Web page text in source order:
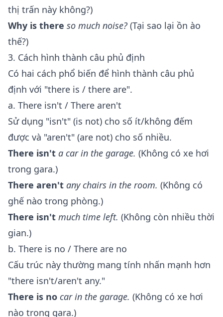
thị trấn này không?)
Why is there so much noise? (Tại sao lại ồn ào
thế?)
3. Cách hình thành câu phủ định
Có hai cách phổ biến để hình thành câu phủ
định với "there is / there are".
a. There isn't / There aren't
Sử dụng "isn't" (is not) cho số ít/không đếm
được và "aren't" (are not) cho số nhiều.
There isn't a car in the garage. (Không có xe hơi
trong gara.)
There aren't any chairs in the room. (Không có
ghế nào trong phòng.)
There isn't much time left. (Không còn nhiều thời
gian.)
b. There is no / There are no
Cấu trúc này thường mang tính nhấn mạnh hơn
"there isn't/aren't any."
There is no car in the garage. (Không có xe hơi
nào trong gara.)